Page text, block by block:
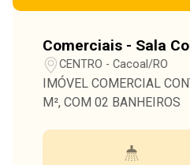
Comerciais - Sala
CENTRO - Cacoal/RO
IMÓVEL COMERCIAL
M², COM 02 BANHEIROS